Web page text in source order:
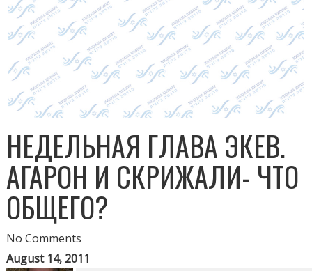
НЕДЕЛЬНАЯ ГЛАВА ЭКЕВ.
АГАРОН И СКРИЖАЛИ- ЧТО
ОБЩЕГО?
No Comments
August 14, 2011